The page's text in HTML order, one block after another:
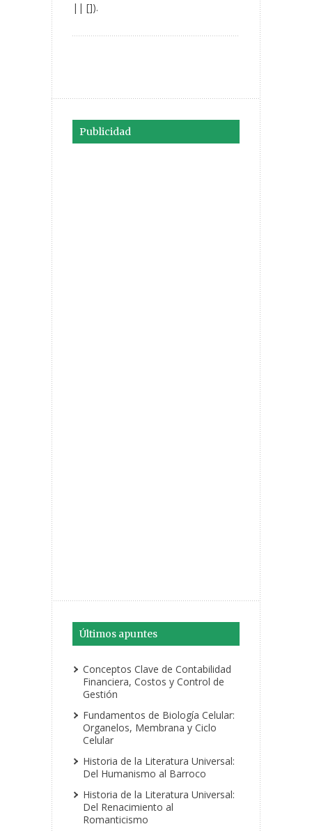
|| []).
Publicidad
Últimos apuntes
Conceptos Clave de Contabilidad
Financiera, Costos y Control de
Gestión
Fundamentos de Biología Celular:
Organelos, Membrana y Ciclo
Celular
Historia de la Literatura Universal:
Del Humanismo al Barroco
Historia de la Literatura Universal:
Del Renacimiento al
Romanticismo